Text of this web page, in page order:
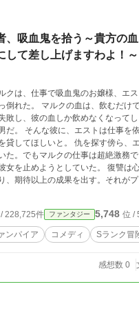
、吸血鬼を拾う～貴方の
して差し上げますわよ！～
クは、仕事で吸血鬼のお嬢様、エ
倒れた。 マルクの血は、飲むだ
か飲めなくなってしまう。 マルクは筋トレを続けた結果、世界を
だ。 そんな彼に、エストは仕事を
は自分の命を守るため、マルクの血を美味くしようと
ルクの仕事は超絶激務で、全然改善しねぇ。 依頼を
女を止めようとしていた。 復讐は
、期待以上の成果を出す。それがプ
228,725件 ファンタジー 5,748 位 /
ンパイア コメディ Sランク冒
感想数 0